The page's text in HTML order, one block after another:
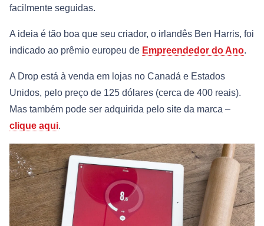
facilmente seguidas.
A ideia é tão boa que seu criador, o irlandês Ben Harris, foi
indicado ao prêmio europeu de Empreendedor do Ano.
A Drop está à venda em lojas no Canadá e Estados
Unidos, pelo preço de 125 dólares (cerca de 400 reais).
Mas também pode ser adquirida pelo site da marca –
clique aqui.